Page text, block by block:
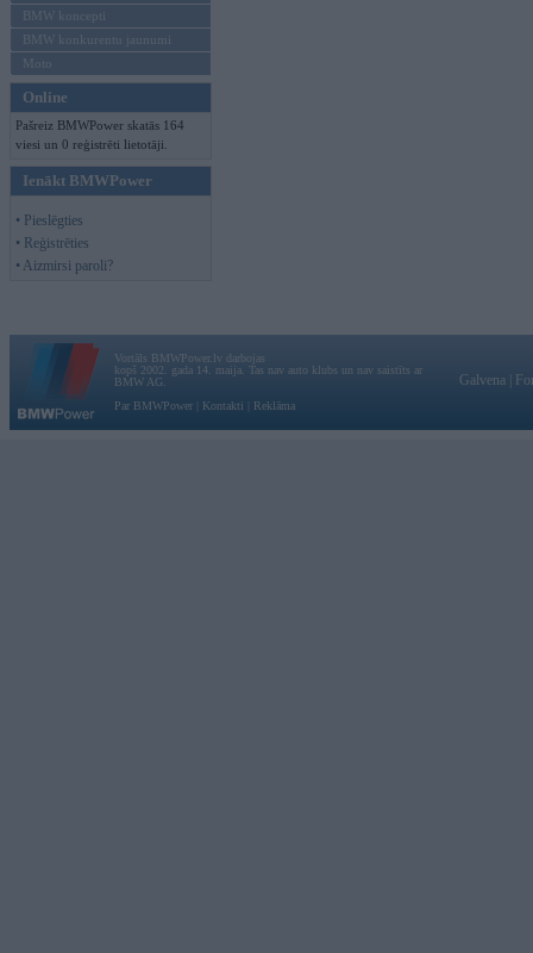
BMW koncepti
BMW konkurentu jaunumi
Moto
Online
Pašreiz BMWPower skatās 164
viesi un 0 reģistrēti lietotāji.
Ienākt BMWPower
• Pieslēgties
• Reģistrēties
• Aizmirsi paroli?
Vortāls BMWPower.lv darbojas
kopš 2002. gada 14. maija. Tas nav auto klubs un nav saistīts ar
BMW AG.
Par BMWPower
Kontakti Reklāma
Galvena